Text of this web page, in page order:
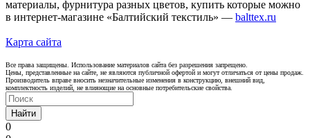
материалы, фурнитура разных цветов, купить которые можно
в интернет-магазине «Балтийский текстиль» — balttex.ru
Карта сайта
Все права защищены. Использование материалов сайта без разрешения запрещено.
Цены, представленные на сайте, не являются публичной офертой и могут отличаться от цены продаж.
Производитель вправе вносить незначительные изменения в конструкцию, внешний вид,
комплектность изделий, не влияющие на основные потребительские свойства.
Найти
0